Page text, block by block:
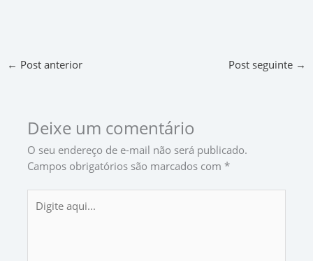
← Post anterior Post seguinte →
Deixe um comentário
O seu endereço de e-mail não será publicado.
Campos obrigatórios são marcados com *